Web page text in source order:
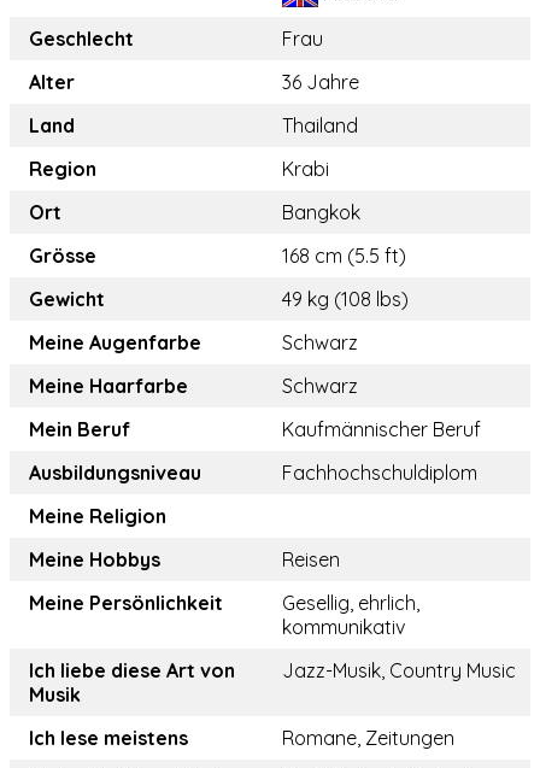
Geschlecht
Frau
Alter
36 Jahre
Land
Thailand
Region
Krabi
Ort
Bangkok
Grösse
168 cm (5.5 ft)
Gewicht
49 kg (108 lbs)
Meine Augenfarbe
Schwarz
Meine Haarfarbe
Schwarz
Mein Beruf
Kaufmännischer Beruf
Ausbildungsniveau
Fachhochschuldiplom
Meine Religion
Meine Hobbys
Reisen
Meine Persönlichkeit
Gesellig, ehrlich,
kommunikativ
Ich liebe diese Art von
Musik
Jazz-Musik, Country Music
Ich lese meistens
Romane, Zeitungen